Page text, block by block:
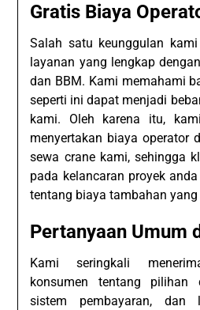
Gratis Biaya
Salah satu keunggulan
layanan yang lengkap
dan BBM. Kami memahami
seperti ini dapat menjadi
kami. Oleh karena itu,
menyertakan biaya operator
sewa crane kami, sehingga
pada kelancaran proyek
tentang biaya tambahan
Pertanyaan Umum
Kami seringkali
konsumen tentang pilihan
sistem pembayaran, dan